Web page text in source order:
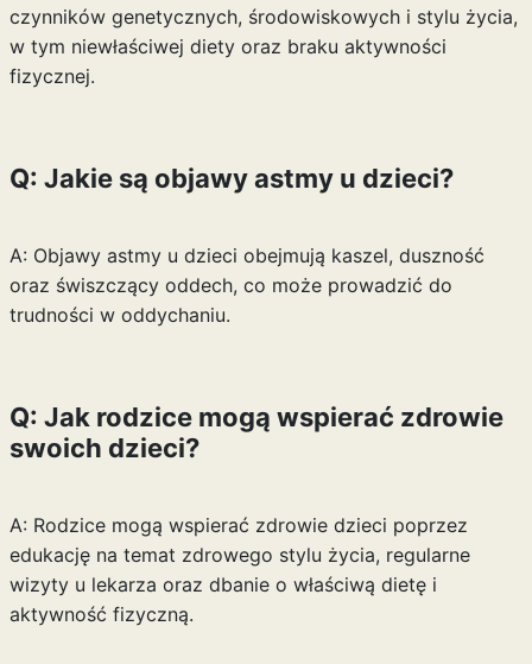
czynników genetycznych, środowiskowych i stylu życia,
w tym niewłaściwej diety oraz braku aktywności
fizycznej.
Q: Jakie są objawy astmy u dzieci?
A: Objawy astmy u dzieci obejmują kaszel, duszność
oraz świszczący oddech, co może prowadzić do
trudności w oddychaniu.
Q: Jak rodzice mogą wspierać zdrowie
swoich dzieci?
A: Rodzice mogą wspierać zdrowie dzieci poprzez
edukację na temat zdrowego stylu życia, regularne
wizyty u lekarza oraz dbanie o właściwą dietę i
aktywność fizyczną.